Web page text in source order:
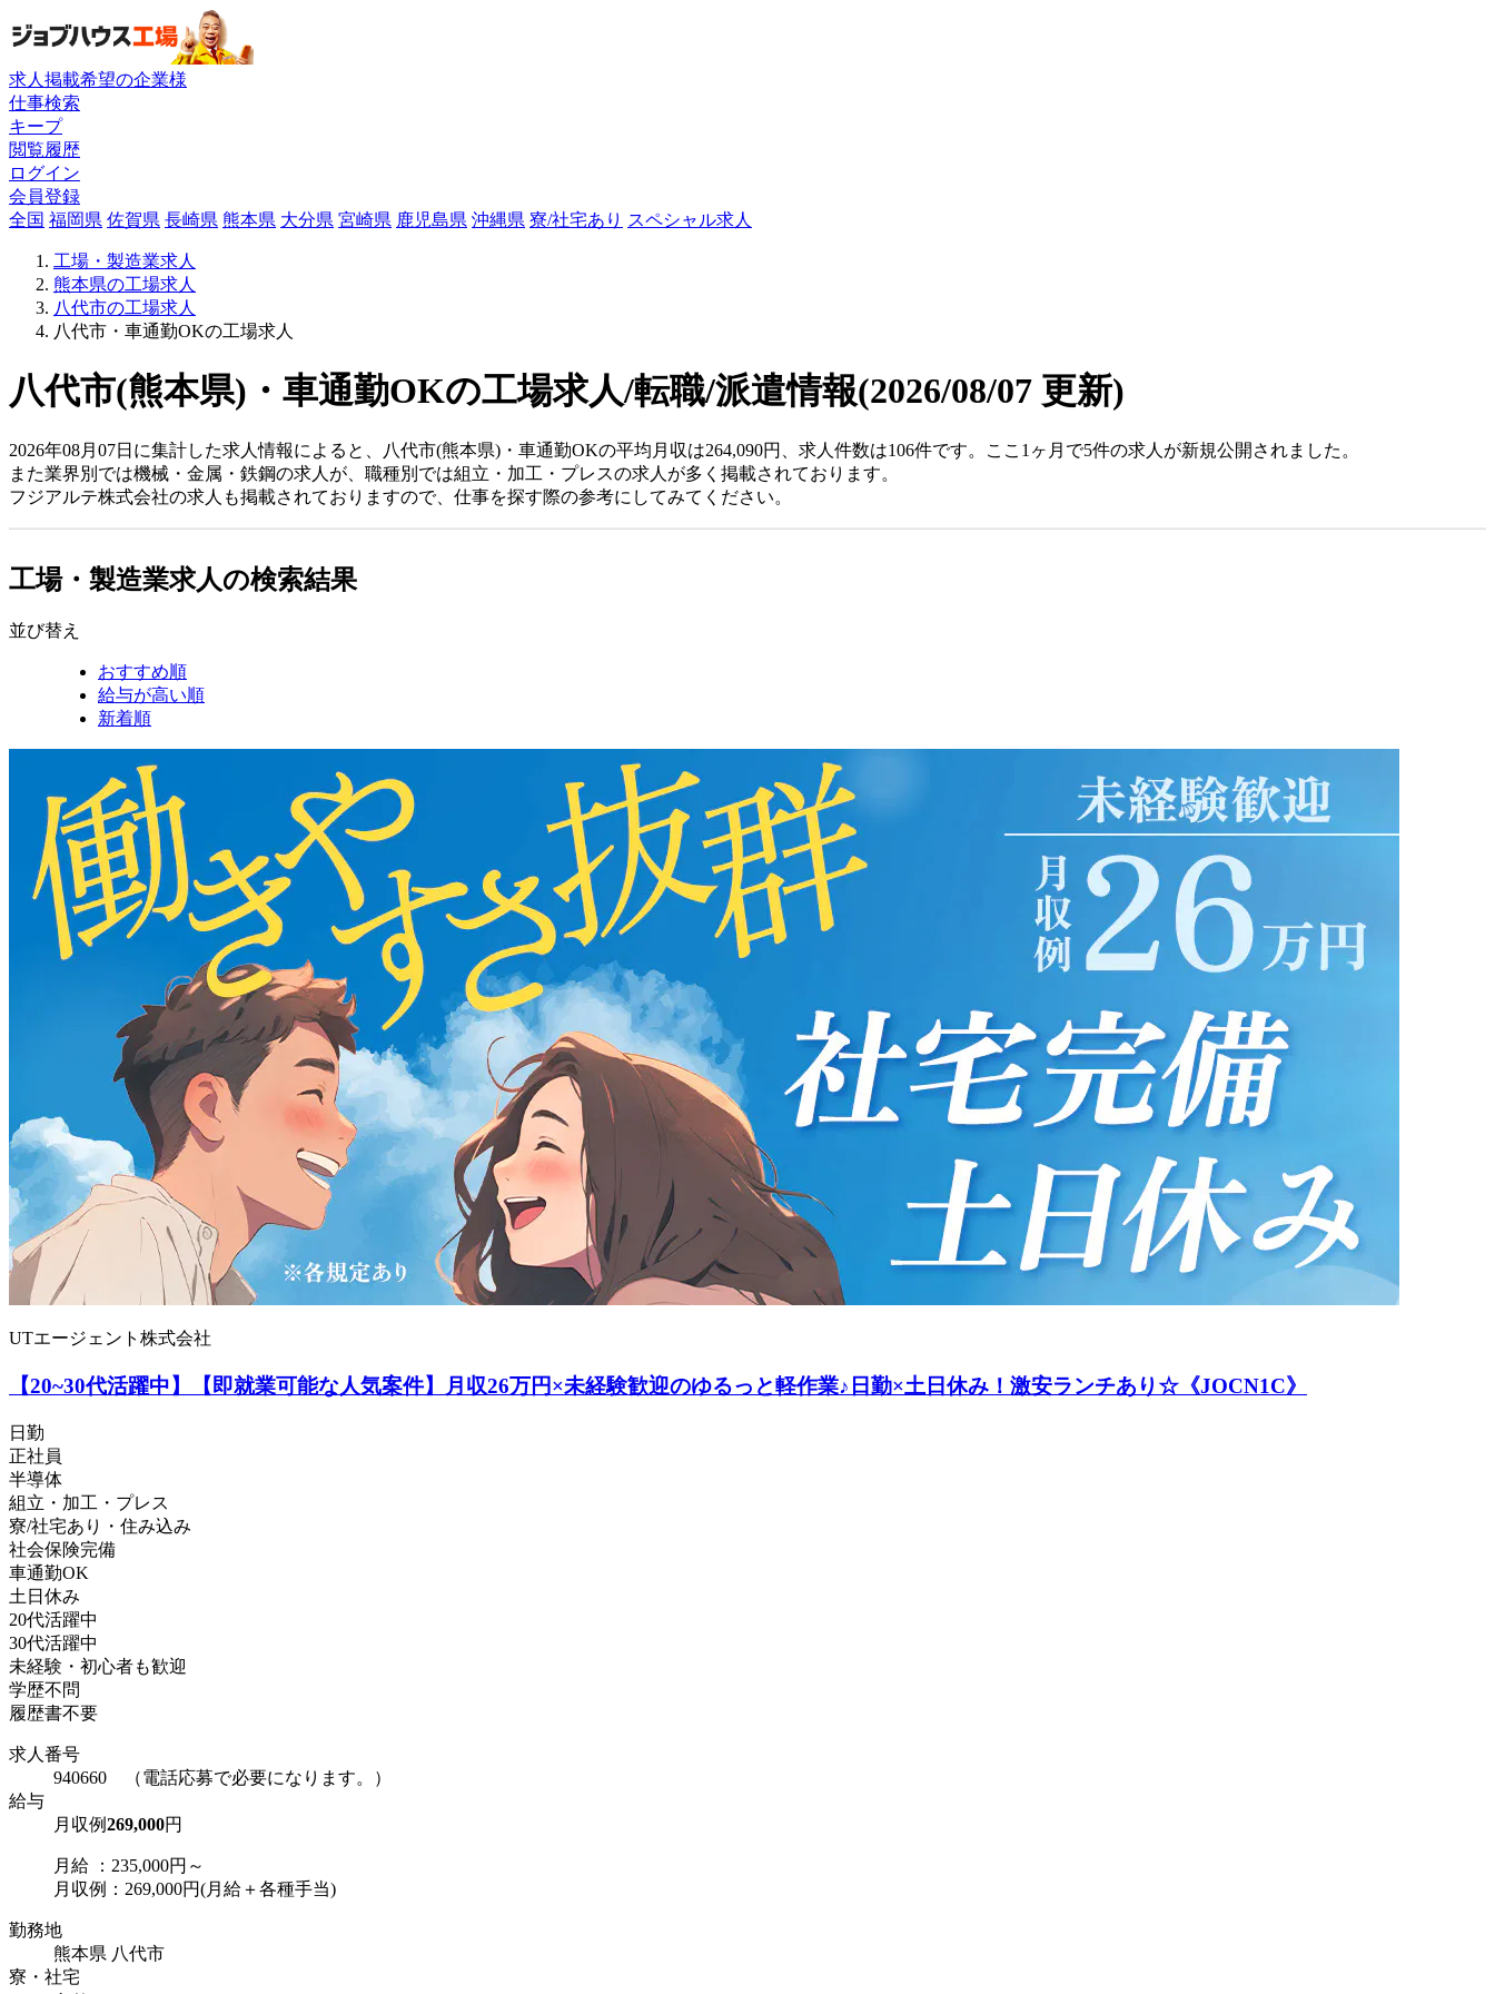
求人掲載希望の企業様
仕事検索
キープ
閲覧履歴
ログイン
会員登録
全国 福岡県 佐賀県 長崎県 熊本県 大分県 宮崎県 鹿児島県 沖縄県 寮/社宅あり スペシャル求人
工場・製造業求人
熊本県の工場求人
八代市の工場求人
八代市・車通勤OKの工場求人
八代市(熊本県)・車通勤OKの工場求人/転職/派遣情報(2026/08/07 更新)
2026年08月07日に集計した求人情報によると、八代市(熊本県)・車通勤OKの平均月収は264,090円、求人件数は106件です。ここ1ヶ月で5件の求人が新規公開されました。
また業界別では機械・金属・鉄鋼の求人が、職種別では組立・加工・プレスの求人が多く掲載されております。
フジアルテ株式会社の求人も掲載されておりますので、仕事を探す際の参考にしてみてください。
工場・製造業求人の検索結果
並び替え
おすすめ順
給与が高い順
新着順
UTエージェント株式会社
【20~30代活躍中】【即就業可能な人気案件】月収26万円×未経験歓迎のゆるっと軽作業♪日勤×土日休み！激安ランチあり☆《JOCN1C》
日勤
正社員
半導体
組立・加工・プレス
寮/社宅あり・住み込み
社会保険完備
車通勤OK
土日休み
20代活躍中
30代活躍中
未経験・初心者も歓迎
学歴不問
履歴書不要
求人番号
940660 （電話応募で必要になります。）
給与
月収例269,000円
月給 ：235,000円～
月収例：269,000円(月給＋各種手当)
勤務地
熊本県 八代市
寮・社宅